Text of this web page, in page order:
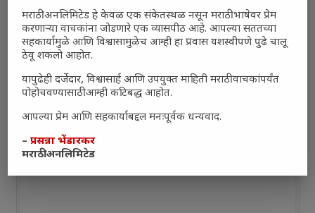
मराठी अनलिमिटेड हे केवळ एक संकेतस्थळ नसून मराठी भाषेवर प्रेम
करणाऱ्या वाचकांना जोडणारे एक व्यासपीठ आहे. आपल्या सततच्या
सहकार्यामुळे आणि विश्वासामुळेच आम्ही हा प्रवास यशस्वीपणे पुढे चालू
ठेवू शकलो आहोत.
यापुढेही दर्जेदार, विश्वासार्ह आणि उपयुक्त माहिती मराठी वाचकांपर्यंत
पोहोचवण्यासाठी आम्ही कटिबद्ध आहोत.
आपल्या प्रेम आणि सहकार्याबद्दल मनःपूर्वक धन्यवाद.
–प्रसन्ना भेंडारकर
मराठी अनलिमिटेड